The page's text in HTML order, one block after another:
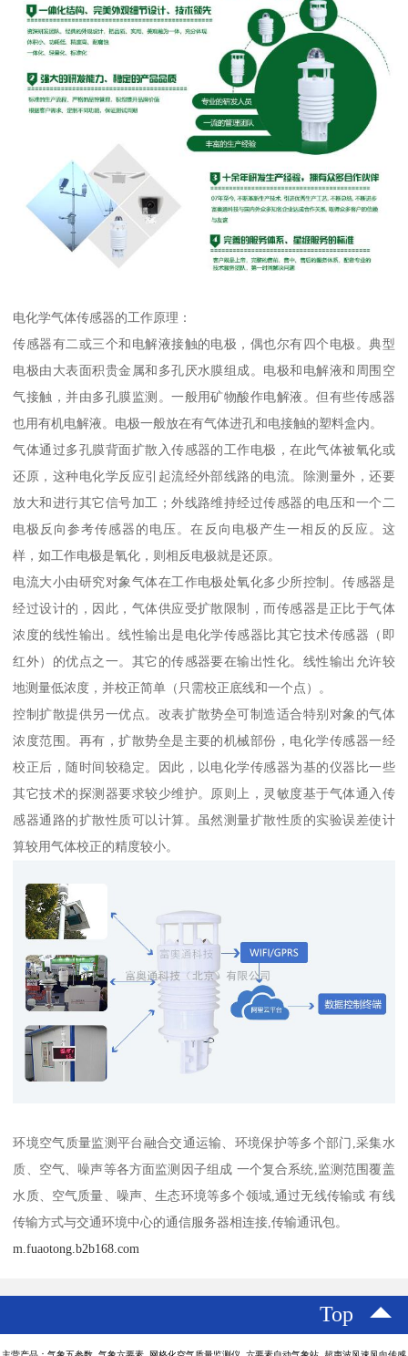
电化学气体传感器的工作原理：
传感器有二或三个和电解液接触的电极，偶也尔有四个电极。典型
电极由大表面积贵金属和多孔厌水膜组成。电极和电解液和周围空
气接触，并由多孔膜监测。一般用矿物酸作电解液。但有些传感器
也用有机电解液。电极一般放在有气体进孔和电接触的塑料盒内。
气体通过多孔膜背面扩散入传感器的工作电极，在此气体被氧化或
还原，这种电化学反应引起流经外部线路的电流。除测量外，还要
放大和进行其它信号加工；外线路维持经过传感器的电压和一个二
电极反向参考传感器的电压。在反向电极产生一相反的反应。这
样，如工作电极是氧化，则相反电极就是还原。
电流大小由研究对象气体在工作电极处氧化多少所控制。传感器是
经过设计的，因此，气体供应受扩散限制，而传感器是正比于气体
浓度的线性输出。线性输出是电化学传感器比其它技术传感器（即
红外）的优点之一。其它的传感器要在输出性化。线性输出允许较
地测量低浓度，并校正简单（只需校正底线和一个点）。
控制扩散提供另一优点。改表扩散势垒可制造适合特别对象的气体
浓度范围。再有，扩散势垒是主要的机械部份，电化学传感器一经
校正后，随时间较稳定。因此，以电化学传感器为基的仪器比一些
其它技术的探测器要求较少维护。原则上，灵敏度基于气体通入传
感器通路的扩散性质可以计算。虽然测量扩散性质的实验误差使计
算较用气体校正的精度较小。
环境空气质量监测平台融合交通运输、环境保护等多个部门,采集水
质、空气、噪声等各方面监测因子组成 一个复合系统,监测范围覆盖
水质、空气质量、噪声、生态环境等多个领域,通过无线传输或 有线
传输方式与交通环境中心的通信服务器相连接,传输通讯包。
m.fuaotong.b2b168.com
Top